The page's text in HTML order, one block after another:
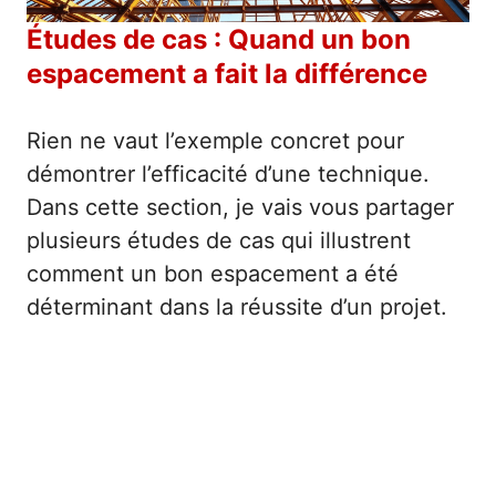
Études de cas : Quand un bon
espacement a fait la différence
Rien ne vaut l’exemple concret pour
démontrer l’efficacité d’une technique.
Dans cette section, je vais vous partager
plusieurs études de cas qui illustrent
comment un bon espacement a été
déterminant dans la réussite d’un projet.